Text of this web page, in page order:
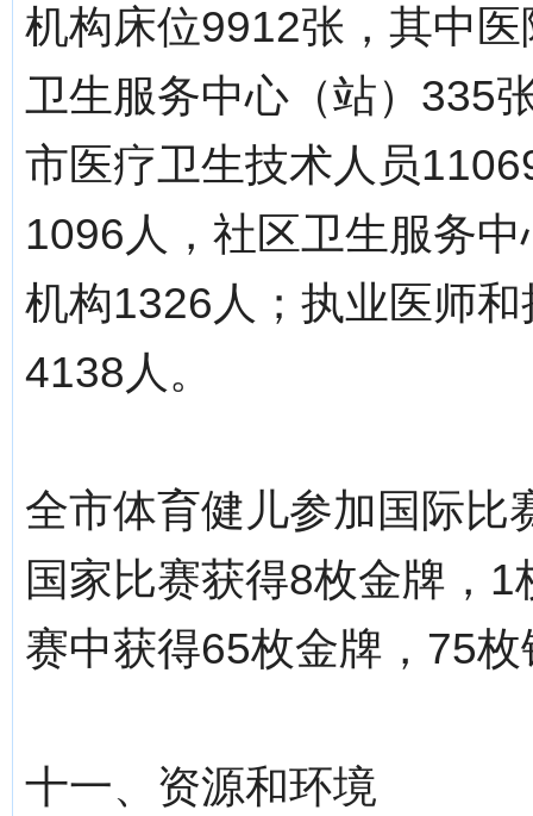
机构床位9912张，其中
卫生服务中心（站）335
市医疗卫生技术人员
1096人，社区卫生服务
机构1326人；执业医师
4138人。
全市体育健儿参加国际比
国家比赛获得8枚金牌，
赛中获得65枚金牌，75
十一、资源和环境